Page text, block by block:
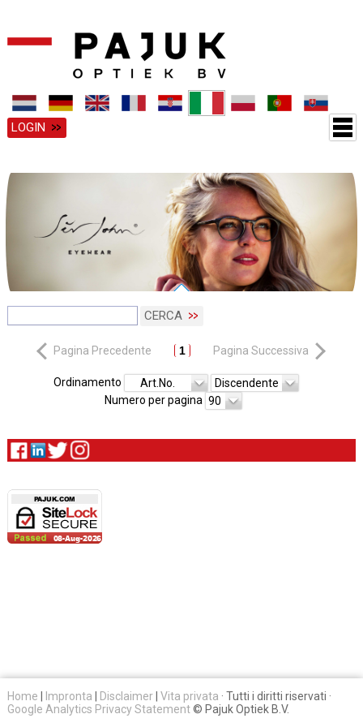
LOGIN
CERCA
Pagina Precedente 1 Pagina Successiva
Ordinamento Art.No.
Discendente
Numero per pagina 90
Home Impronta Disclaimer| Vita privata · Tutti i diritti riservati ·
Google Analytics Privacy Statement© Pajuk Optiek B.V.